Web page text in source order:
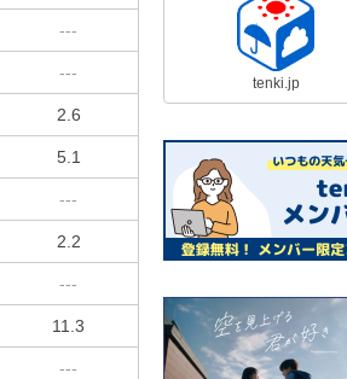
---
---
2.6
5.1
---
2.2
---
11.3
---
tenki.jp